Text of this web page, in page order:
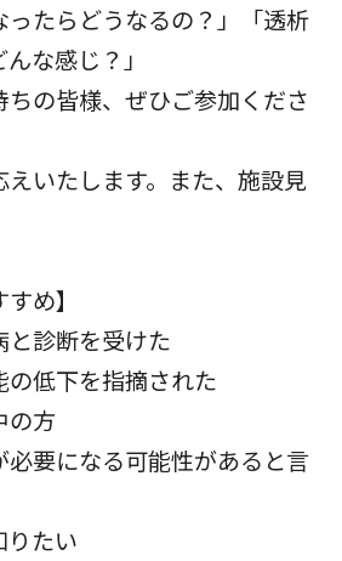
ったらどうなるの？」「透析
な感じ？」
ちの皆様、ぜひご参加くださ
いたします。また、施設見
め】
と診断を受けた
の低下を指摘された
の方
必要になる可能性があると言
りたい